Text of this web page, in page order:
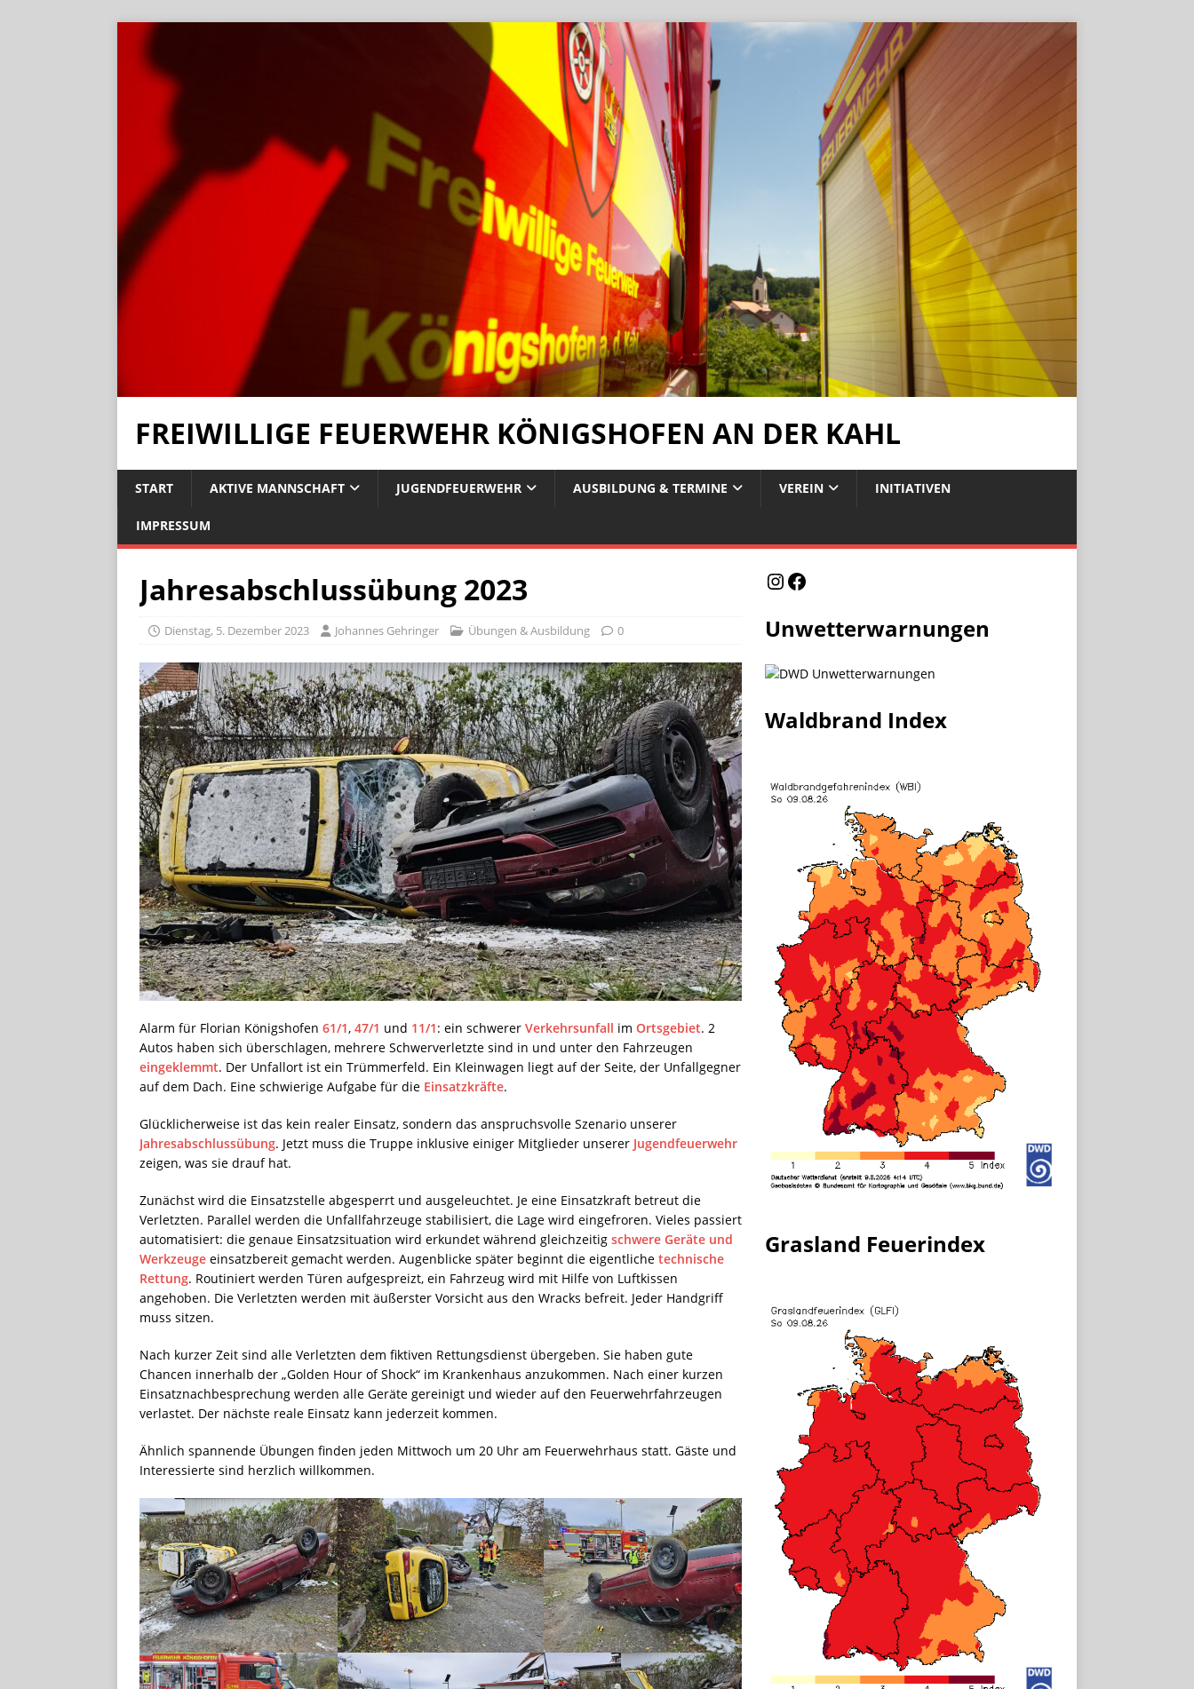
FREIWILLIGE FEUERWEHR KÖNIGSHOFEN AN DER KAHL
START AKTIVE MANNSCHAFT JUGENDFEUERWEHR AUSBILDUNG & TERMINE VEREIN INITIATIVEN
IMPRESSUM
Jahresabschlussübung 2023
Dienstag, 5. Dezember 2023 Johannes Gehringer Übungen & Ausbildung 0
Alarm für Florian Königshofen 61/1, 47/1 und 11/1: ein schwerer Verkehrsunfall im Ortsgebiet. 2
Autos haben sich überschlagen, mehrere Schwerverletzte sind in und unter den Fahrzeugen
eingeklemmt. Der Unfallort ist ein Trümmerfeld. Ein Kleinwagen liegt auf der Seite, der Unfallgegner
auf dem Dach. Eine schwierige Aufgabe für die Einsatzkräfte.
Glücklicherweise ist das kein realer Einsatz, sondern das anspruchsvolle Szenario unserer
Jahresabschlussübung. Jetzt muss die Truppe inklusive einiger Mitglieder unserer Jugendfeuerwehr
zeigen, was sie drauf hat.
Zunächst wird die Einsatzstelle abgesperrt und ausgeleuchtet. Je eine Einsatzkraft betreut die
Verletzten. Parallel werden die Unfallfahrzeuge stabilisiert, die Lage wird eingefroren. Vieles passiert
automatisiert: die genaue Einsatzsituation wird erkundet während gleichzeitig schwere Geräte und
Werkzeuge einsatzbereit gemacht werden. Augenblicke später beginnt die eigentliche technische
Rettung. Routiniert werden Türen aufgespreizt, ein Fahrzeug wird mit Hilfe von Luftkissen
angehoben. Die Verletzten werden mit äußerster Vorsicht aus den Wracks befreit. Jeder Handgriff
muss sitzen.
Nach kurzer Zeit sind alle Verletzten dem fiktiven Rettungsdienst übergeben. Sie haben gute
Chancen innerhalb der „Golden Hour of Shock“ im Krankenhaus anzukommen. Nach einer kurzen
Einsatznachbesprechung werden alle Geräte gereinigt und wieder auf den Feuerwehrfahrzeugen
verlastet. Der nächste reale Einsatz kann jederzeit kommen.
Ähnlich spannende Übungen finden jeden Mittwoch um 20 Uhr am Feuerwehrhaus statt. Gäste und
Interessierte sind herzlich willkommen.
Unwetterwarnungen
Waldbrand Index
Grasland Feuerindex